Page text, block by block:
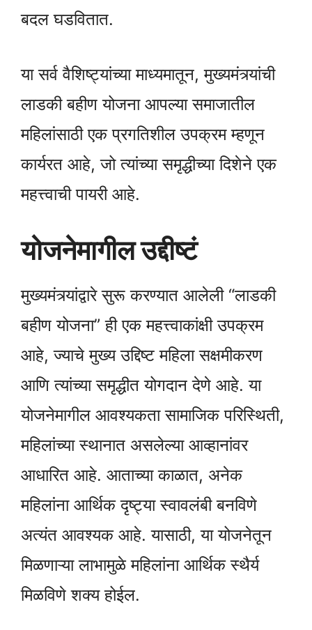
बदल घडवितात.
या सर्व वैशिष्ट्यांच्या माध्यमातून, मुख्यमंत्र्यांची
लाडकी बहीण योजना आपल्या समाजातील
महिलांसाठी एक प्रगतिशील उपक्रम म्हणून
कार्यरत आहे, जो त्यांच्या समृद्धीच्या दिशेने एक
महत्त्वाची पायरी आहे.
योजनेमागील उद्दीष्टं
मुख्यमंत्र्यांद्वारे सुरू करण्यात आलेली “लाडकी
बहीण योजना” ही एक महत्त्वाकांक्षी उपक्रम
आहे, ज्याचे मुख्य उद्दिष्ट महिला सक्षमीकरण
आणि त्यांच्या समृद्धीत योगदान देणे आहे. या
योजनेमागील आवश्यकता सामाजिक परिस्थिती,
महिलांच्या स्थानात असलेल्या आव्हानांवर
आधारित आहे. आताच्या काळात, अनेक
महिलांना आर्थिक दृष्ट्या स्वावलंबी बनविणे
अत्यंत आवश्यक आहे. यासाठी, या योजनेतून
मिळणाऱ्या लाभामुळे महिलांना आर्थिक स्थैर्य
मिळविणे शक्य होईल.